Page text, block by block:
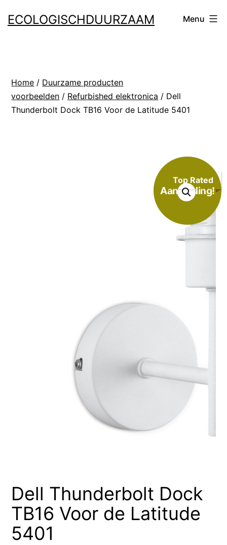
naar
ECOLOGISCHDUURZAAM Menu
Home / Duurzame producten
voorbeelden / Refurbished elektronica / Dell
Thunderbolt Dock TB16 Voor de Latitude 5401
Aanbieding!
Dell Thunderbolt Dock
TB16 Voor de Latitude
5401
Top Rated